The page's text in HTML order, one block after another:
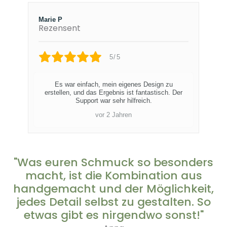
Marie P
Rezensent
5/5
Es war einfach, mein eigenes Design zu
erstellen, und das Ergebnis ist fantastisch. Der
Support war sehr hilfreich.
vor 2 Jahren
"Was euren Schmuck so besonders
macht, ist die Kombination aus
handgemacht und der Möglichkeit,
jedes Detail selbst zu gestalten. So
etwas gibt es nirgendwo sonst!"